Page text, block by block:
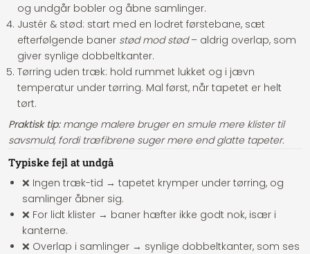
og undgår bobler og åbne samlinger.
Justér & stød: start med en lodret førstebane, sæt
efterfølgende baner stød mod stød– aldrig overlap, som
giver synlige dobbeltkanter.
Tørring uden træk: hold rummet lukket og i jævn
temperatur under tørring. Mal først, når tapetet er helt
tørt.
Praktisk tip:mange malere bruger en smule mere klister til
savsmuld, fordi træfibrene suger mere end glatte tapeter.
Typiske fejl at undgå
❌ Ingen træk-tid → tapetet krymper under tørring, og
samlinger åbner sig.
❌ For lidt klister → baner hæfter ikke godt nok, især i
kanterne.
❌ Overlap i samlinger → synlige dobbeltkanter, som ses